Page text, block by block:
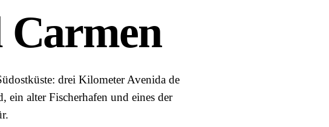
Carmen
drei Kilometer Avenida de
ein alter Fischerhafen und eines der